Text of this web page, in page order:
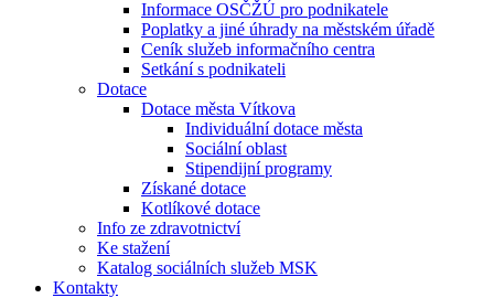
Informace OSČŽÚ pro podnikatele
Poplatky a jiné úhrady na městském úřadě
Ceník služeb informačního centra
Setkání s podnikateli
Dotace
Dotace města Vítkova
Individuální dotace města
Sociální oblast
Stipendijní programy
Získané dotace
Kotlíkové dotace
Info ze zdravotnictví
Ke stažení
Katalog sociálních služeb MSK
Kontakty